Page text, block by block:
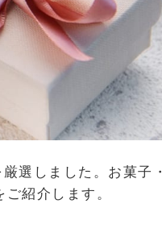
選しました。お菓子・
紹介します。